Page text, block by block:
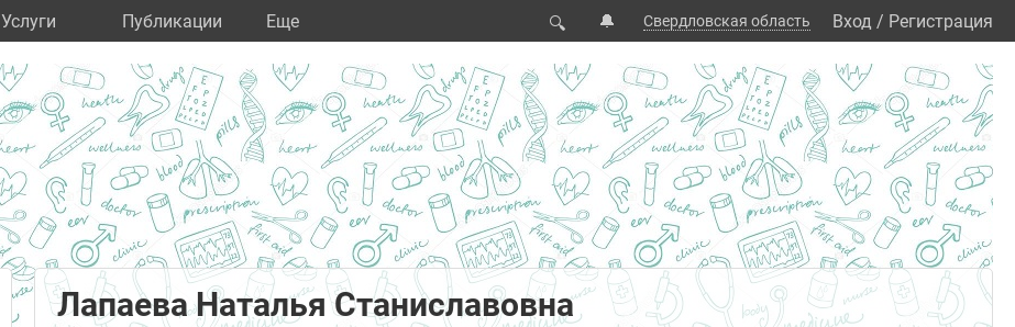
Услуги Публикации Eще 🔍 🔔 Свердловская область Вход / Регистрация
Лапаева Наталья Станиславовна